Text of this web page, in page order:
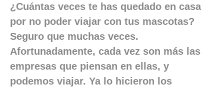
¿Cuántas veces te has quedado en casa
por no poder viajar con tus mascotas?
Seguro que muchas veces.
Afortunadamente, cada vez son más las
empresas que piensan en ellas, y
podemos viajar. Ya lo hicieron los